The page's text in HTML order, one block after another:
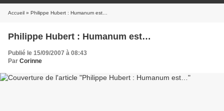
Accueil » Philippe Hubert : Humanum est…
Philippe Hubert : Humanum est…
Publié le 15/09/2007 à 08:43
Par Corinne